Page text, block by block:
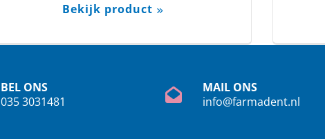
Bekijk product
BEL ONS
035 3031481
MAIL ONS
info@farmadent.nl